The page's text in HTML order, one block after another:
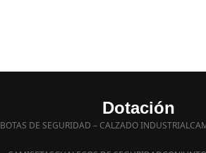
Dotación
BOTAS DE SEGURIDAD – CALZADO INDUSTRIAL